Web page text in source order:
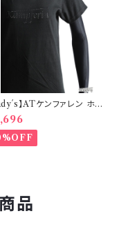
】ATケンファレン ホット
トTシャツ
品